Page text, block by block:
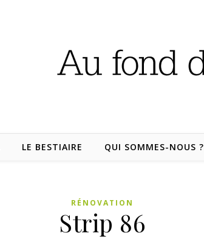
LE BESTIAIRE QUI SOMMES-NOUS ?
RÉNOVATION
Strip 86